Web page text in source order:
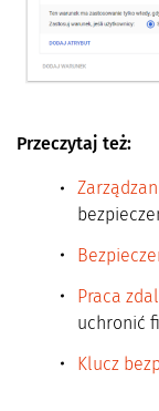
Przeczytaj też:
Praca
uchronić
Klucz